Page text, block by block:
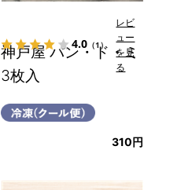
神戸屋 パン・ド・ミ
3枚入
4.0 （1）
レビ
ュー
を見
る
310円